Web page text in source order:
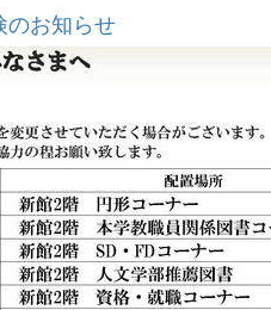
のお知らせ